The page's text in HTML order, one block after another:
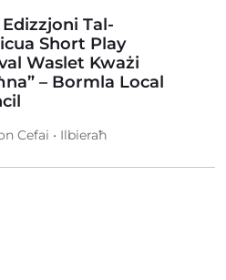
Edizzjoni Tal-
Short Play
Waslet Kważi
– Bormla Local
Cefai • Ilbieraħ